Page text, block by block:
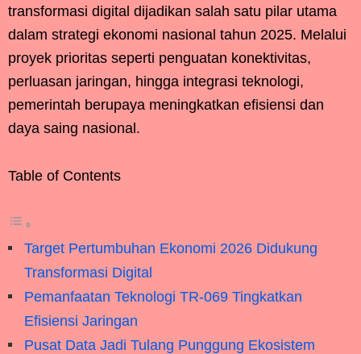
transformasi digital dijadikan salah satu pilar utama
dalam strategi ekonomi nasional tahun 2025. Melalui
proyek prioritas seperti penguatan konektivitas,
perluasan jaringan, hingga integrasi teknologi,
pemerintah berupaya meningkatkan efisiensi dan
daya saing nasional.
Table of Contents
Target Pertumbuhan Ekonomi 2026 Didukung
Transformasi Digital
Pemanfaatan Teknologi TR-069 Tingkatkan
Efisiensi Jaringan
Pusat Data Jadi Tulang Punggung Ekosistem